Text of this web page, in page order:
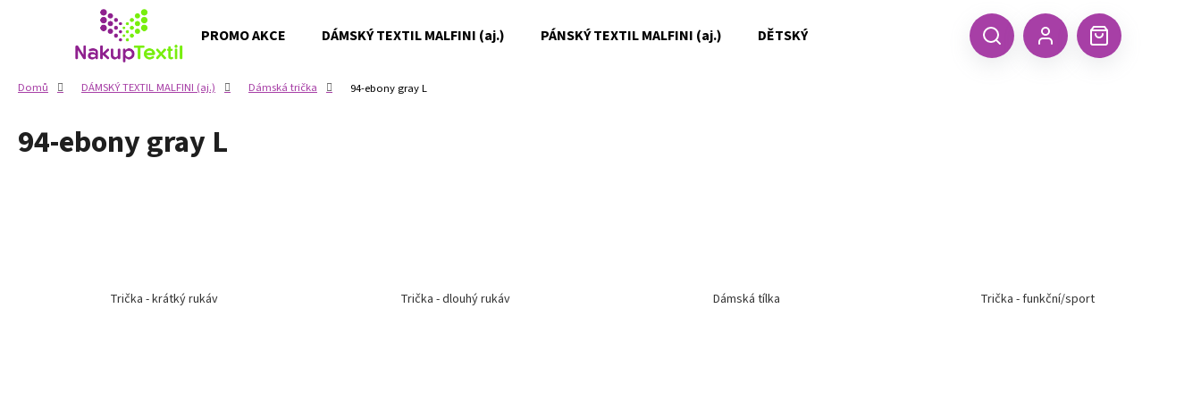
PROMO AKCE DÁMSKÝ TEXTIL MALFINI (aj.) PÁNSKÝ TEXTIL MALFINI (aj.) DĚTSKÝ TEXTIL MALFINI (aj.) ČEPICE, KŠILTOVKY, ŠÁTKY A
Hledat Nákupní
Domů DÁMSKÝ TEXTIL MALFINI (aj.) Dámská trička 94-ebony gray L
94-ebony gray L
Trička - krátký rukáv Trička - dlouhý rukáv Dámská tílka Trička - funkční/sport
Zpět
obchodu
Zpět
obchodu
Co potřebujete najít?